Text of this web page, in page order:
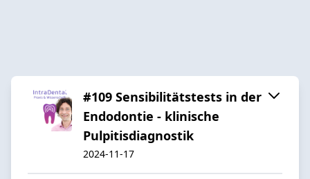
#109 Sensibilitätstests in der
Endodontie - klinische
Pulpitisdiagnostik
2024-11-17